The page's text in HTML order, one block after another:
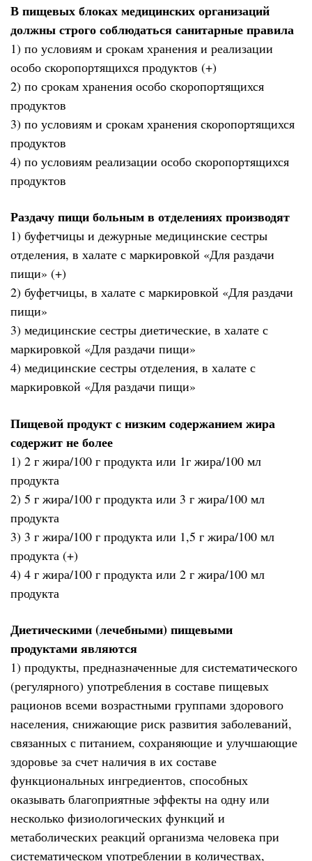
В пищевых блоках медицинских организаций
должны строго соблюдаться санитарные правила
1) по условиям и срокам хранения и реализации
особо скоропортящихся продуктов (+)
2) по срокам хранения особо скоропортящихся
продуктов
3) по условиям и срокам хранения скоропортящихся
продуктов
4) по условиям реализации особо скоропортящихся
продуктов
Раздачу пищи больным в отделениях производят
1) буфетчицы и дежурные медицинские сестры
отделения, в халате с маркировкой «Для раздачи
пищи» (+)
2) буфетчицы, в халате с маркировкой «Для раздачи
пищи»
3) медицинские сестры диетические, в халате с
маркировкой «Для раздачи пищи»
4) медицинские сестры отделения, в халате с
маркировкой «Для раздачи пищи»
Пищевой продукт с низким содержанием жира
содержит не более
1) 2 г жира/100 г продукта или 1г жира/100 мл
продукта
2) 5 г жира/100 г продукта или 3 г жира/100 мл
продукта
3) 3 г жира/100 г продукта или 1,5 г жира/100 мл
продукта (+)
4) 4 г жира/100 г продукта или 2 г жира/100 мл
продукта
Диетическими (лечебными) пищевыми
продуктами являются
1) продукты, предназначенные для систематического
(регулярного) употребления в составе пищевых
рационов всеми возрастными группами здорового
населения, снижающие риск развития заболеваний,
связанных с питанием, сохраняющие и улучшающие
здоровье за счет наличия в их составе
функциональных ингредиентов, способных
оказывать благоприятные эффекты на одну или
несколько физиологических функций и
метаболических реакций организма человека при
систематическом употреблении в количествах,